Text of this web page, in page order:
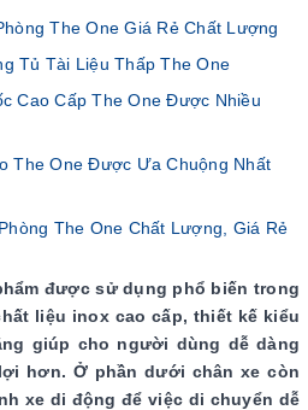
The One Giá Rẻ Chất Lượng
Tủ Tài Liệu Thấp The One
Cao Cấp The One Được Nhiều
The One Được Ưa Chuộng Nhất
The One Chất Lượng, Giá Rẻ
được sử dụng phổ biến trong
liệu inox cao cấp, thiết kế kiểu
giúp cho người dùng dễ dàng
hơn. Ở phần dưới chân xe còn
xe di động để việc di chuyển dễ